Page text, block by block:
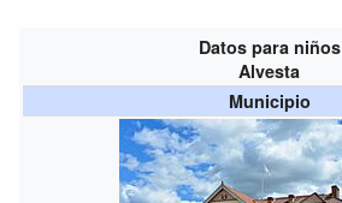
Datos para niños
Alvesta
Municipio